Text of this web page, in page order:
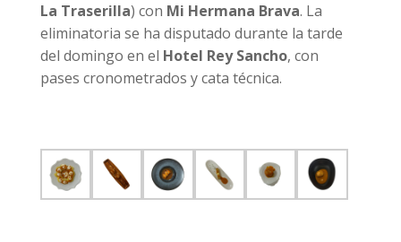
La Traserilla) con Mi Hermana Brava. La
eliminatoria se ha disputado durante la tarde
del domingo en el Hotel Rey Sancho, con
pases cronometrados y cata técnica.